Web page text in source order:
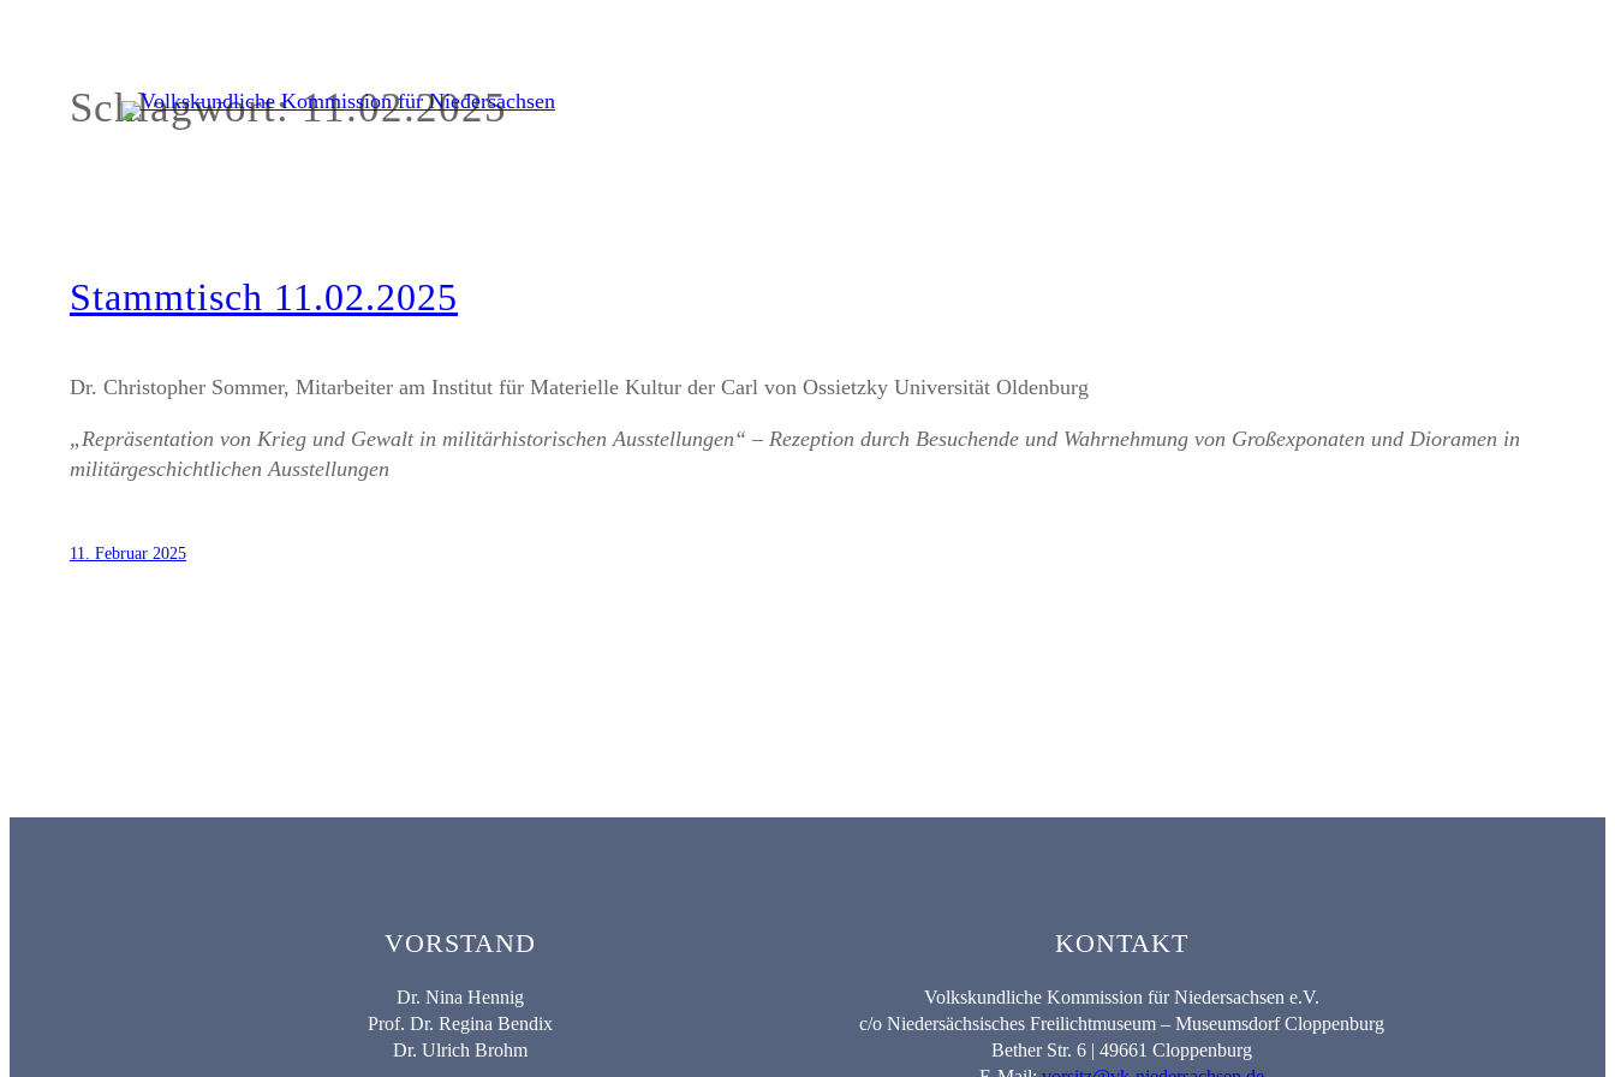
Schlagwort:11.02.2025
Stammtisch 11.02.2025
Dr. Christopher Sommer, Mitarbeiter am Institut für Materielle Kultur der Carl von Ossietzky Universität Oldenburg
„Repräsentation von Krieg und Gewalt in militärhistorischen Ausstellungen“ – Rezeption durch Besuchende und Wahrnehmung von Großexponaten und Dioramen in
militärgeschichtlichen Ausstellungen
11. Februar 2025
VORSTAND
Dr. Nina Hennig
Prof. Dr. Regina Bendix
Dr. Ulrich Brohm
KONTAKT
Volkskundliche Kommission für Niedersachsen e.V.
c/o Niedersächsisches Freilichtmuseum – Museumsdorf Cloppenburg
Bether Str. 6 | 49661 Cloppenburg